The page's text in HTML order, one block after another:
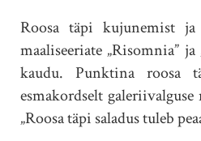
Roosa täpi kujunemist ja
maaliseeriate „Risomnia” ja
kaudu. Punktina roosa
esmakordselt
„Roosa täpi saladus tuleb